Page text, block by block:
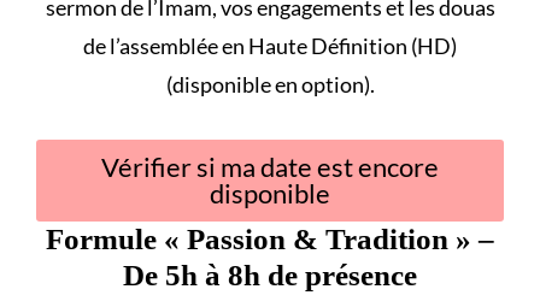
sermon de l’Imam, vos engagements et les douas
de l’assemblée en Haute Définition (HD)
(disponible en option).
Vérifier si ma date est encore
disponible
Formule « Passion & Tradition » –
De 5h à 8h de présence